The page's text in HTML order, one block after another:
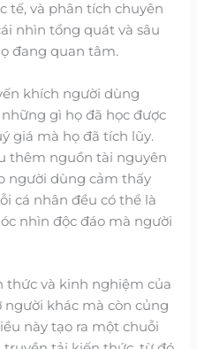
tế, và phân tích chuyên
nhìn tổng quát và sâu
đang quan tâm.
khích người dùng
gì họ đã học được
giá mà họ đã tích lũy.
thêm nguồn tài nguyên
người dùng cảm thấy
cá nhân đều có thể là
nhìn độc đáo mà người
thức và kinh nghiệm của
khác mà còn củng
này tạo ra một chuỗi